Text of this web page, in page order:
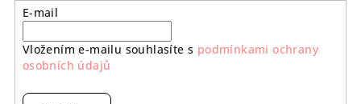
E-mail
Vložením e-mailu souhlasíte s podmínkami ochrany
osobních údajů